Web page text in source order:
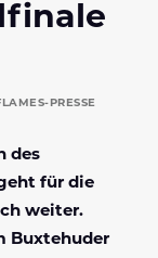
PRESSE
des
für die
weiter.
Buxtehuder